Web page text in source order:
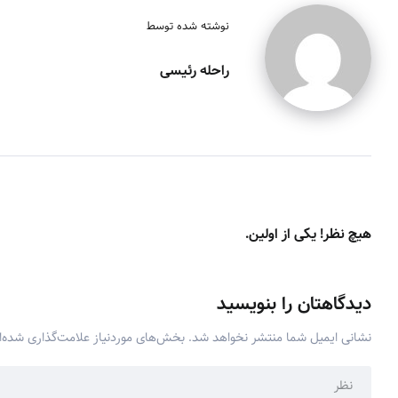
نوشته شده توسط
راحله رئیسی
هیچ نظر! یکی از اولین.
دیدگاهتان را بنویسید
نشانی ایمیل شما منتشر نخواهد شد. بخش‌های موردنیاز علامت‌گذاری